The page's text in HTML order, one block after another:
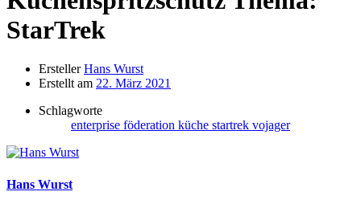
StarTrek
Ersteller Hans Wurst
Erstellt am 22. März 2021
Schlagworte
enterprise föderation küche startrek vojager
Hans Wurst